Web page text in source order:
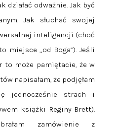
działać odważnie. Jak być
Jak słuchać swojej
inteligencji (choć
miejsce „od Boga”). Jeśli
to może pamiętacie, że w
napisałam, że podjęłam
jednocześnie strach i
książki Reginy Brett).
zamówienie z